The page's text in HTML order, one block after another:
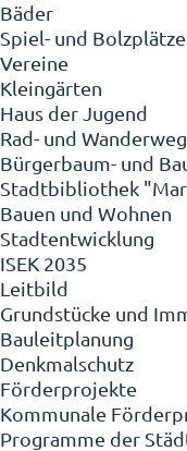
Bäder
Spiel- und Bolzplätze
Vereine
Kleingärten
Haus der Jugend
Rad- und
Bürgerbaum- und
Stadtbibliothek
Bauen und Wohnen
Stadtentwicklung
ISEK 2035
Leitbild
Grundstücke und
Bauleitplanung
Denkmalschutz
Förderprojekte
Kommunale
Programme der